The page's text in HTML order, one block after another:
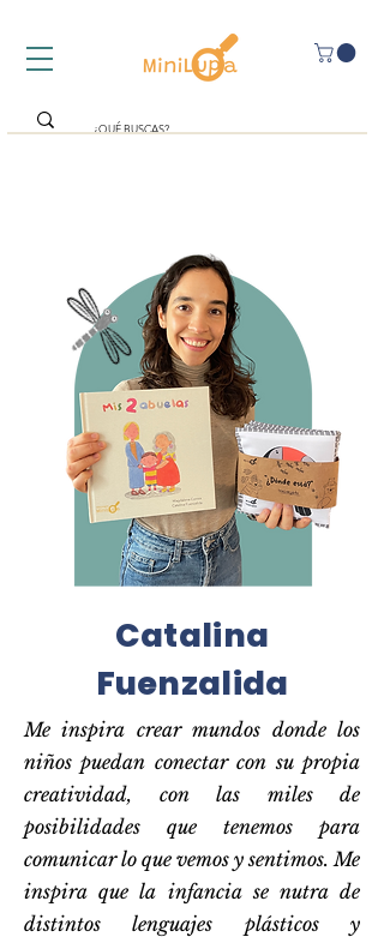
Catalina
Fuenzalida
Me inspira crear mundos donde los
niños puedan conectar con su propia
creatividad, con las miles de
posibilidades que tenemos para
comunicar lo que vemos y sentimos. Me
inspira que la infancia se nutra de
distintos lenguajes plásticos y